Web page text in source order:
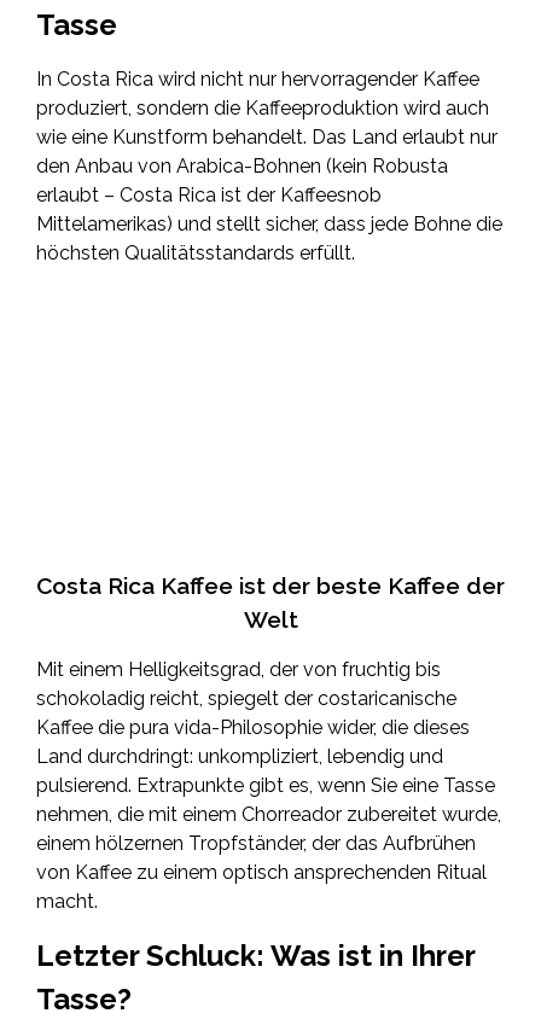
Tasse
In Costa Rica wird nicht nur hervorragender Kaffee
produziert, sondern die Kaffeeproduktion wird auch
wie eine Kunstform behandelt. Das Land erlaubt nur
den Anbau von Arabica-Bohnen (kein Robusta
erlaubt – Costa Rica ist der Kaffeesnob
Mittelamerikas) und stellt sicher, dass jede Bohne die
höchsten Qualitätsstandards erfüllt.
Costa Rica Kaffee ist der beste Kaffee der
Welt
Mit einem Helligkeitsgrad, der von fruchtig bis
schokoladig reicht, spiegelt der costaricanische
Kaffee die pura vida-Philosophie wider, die dieses
Land durchdringt: unkompliziert, lebendig und
pulsierend. Extrapunkte gibt es, wenn Sie eine Tasse
nehmen, die mit einem Chorreador zubereitet wurde,
einem hölzernen Tropfständer, der das Aufbrühen
von Kaffee zu einem optisch ansprechenden Ritual
macht.
Letzter Schluck: Was ist in Ihrer
Tasse?